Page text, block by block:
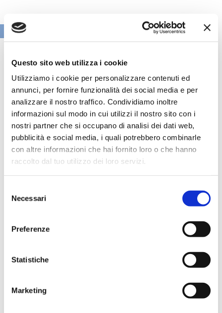
Questo sito web utilizza i cookie
Utilizziamo i cookie per personalizzare contenuti ed
annunci, per fornire funzionalità dei social media e per
analizzare il nostro traffico. Condividiamo inoltre
informazioni sul modo in cui utilizzi il nostro sito con i
nostri partner che si occupano di analisi dei dati web,
pubblicità e social media, i quali potrebbero combinarle
con altre informazioni che hai fornito loro o che hanno
raccolto dal tuo utilizzo dei loro servizi.
delNecessari
Preferenze
Statistiche
Marketing
VAI ALLA SEZIONE BANCHE NEWS
Banche per l'inclusione